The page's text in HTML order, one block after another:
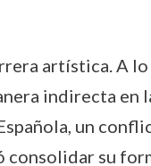
artística. A lo
indirecta en
un
consolidar su